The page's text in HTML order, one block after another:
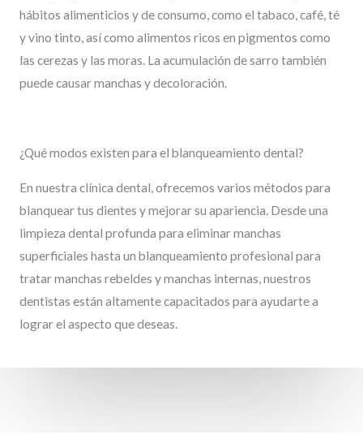
hábitos alimenticios y de consumo, como el tabaco, café, té
y vino tinto, así como alimentos ricos en pigmentos como
las cerezas y las moras. La acumulación de sarro también
puede causar manchas y decoloración.
¿Qué modos existen para el blanqueamiento dental?
En nuestra clínica dental, ofrecemos varios métodos para
blanquear tus dientes y mejorar su apariencia. Desde una
limpieza dental profunda para eliminar manchas
superficiales hasta un blanqueamiento profesional para
tratar manchas rebeldes y manchas internas, nuestros
dentistas están altamente capacitados para ayudarte a
lograr el aspecto que deseas.